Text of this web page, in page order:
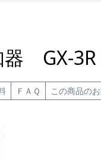
器 GX-
ＦＡＱ この商品の